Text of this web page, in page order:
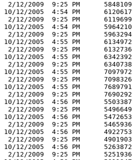
2/12/2009  9:25 PM      5848109
10/12/2005  4:54 PM      6120617
2/12/2009  9:25 PM      6119699
10/12/2005  4:54 PM      5964210
2/12/2009  9:25 PM      5963294
10/12/2005  4:55 PM      6134972
2/12/2009  9:25 PM      6132736
10/12/2005  4:55 PM      6342392
2/12/2009  9:25 PM      6340738
10/12/2005  4:55 PM      7097972
2/12/2009  9:25 PM      7098326
10/12/2005  4:55 PM      7689791
2/12/2009  9:25 PM      7690292
10/12/2005  4:56 PM      5503387
2/12/2009  9:25 PM      5496649
10/12/2005  4:56 PM      5472653
2/12/2009  9:25 PM      5465936
10/12/2005  4:56 PM      4922753
2/12/2009  9:25 PM      4901903
10/12/2005  4:56 PM      5263872
2/12/2009  9:25 PM      5251936